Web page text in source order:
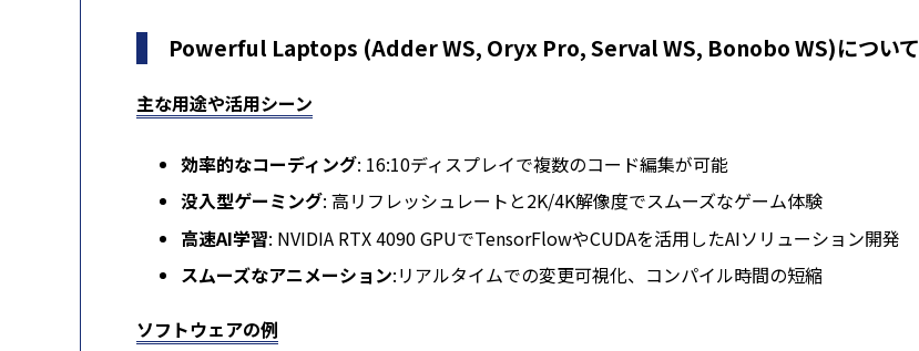
Powerful Laptops (Adder WS, Oryx Pro, Serval WS, Bonobo WS)について
主な用途や活用シーン
効率的なコーディング: 16:10ディスプレイで複数のコード編集が可能
没入型ゲーミング: 高リフレッシュレートと2K/4K解像度でスムーズなゲーム体験
高速AI学習: NVIDIA RTX 4090 GPUでTensorFlowやCUDAを活用したAIソリューション開発
スムーズなアニメーション:リアルタイムでの変更可視化、コンパイル時間の短縮
ソフトウェアの例